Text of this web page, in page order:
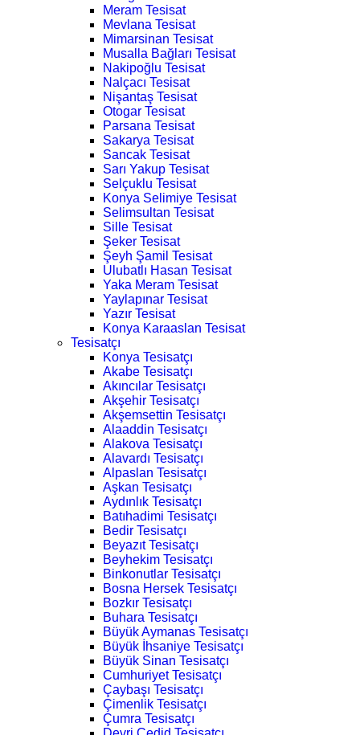
Meram Tesisat
Mevlana Tesisat
Mimarsinan Tesisat
Musalla Bağları Tesisat
Nakipoğlu Tesisat
Nalçacı Tesisat
Nişantaş Tesisat
Otogar Tesisat
Parsana Tesisat
Sakarya Tesisat
Sancak Tesisat
Sarı Yakup Tesisat
Selçuklu Tesisat
Konya Selimiye Tesisat
Selimsultan Tesisat
Sille Tesisat
Şeker Tesisat
Şeyh Şamil Tesisat
Ulubatlı Hasan Tesisat
Yaka Meram Tesisat
Yaylapınar Tesisat
Yazır Tesisat
Konya Karaaslan Tesisat
Tesisatçı
Konya Tesisatçı
Akabe Tesisatçı
Akıncılar Tesisatçı
Akşehir Tesisatçı
Akşemsettin Tesisatçı
Alaaddin Tesisatçı
Alakova Tesisatçı
Alavardı Tesisatçı
Alpaslan Tesisatçı
Aşkan Tesisatçı
Aydınlık Tesisatçı
Batıhadimi Tesisatçı
Bedir Tesisatçı
Beyazıt Tesisatçı
Beyhekim Tesisatçı
Binkonutlar Tesisatçı
Bosna Hersek Tesisatçı
Bozkır Tesisatçı
Buhara Tesisatçı
Büyük Aymanas Tesisatçı
Büyük İhsaniye Tesisatçı
Büyük Sinan Tesisatçı
Cumhuriyet Tesisatçı
Çaybaşı Tesisatçı
Çimenlik Tesisatçı
Çumra Tesisatçı